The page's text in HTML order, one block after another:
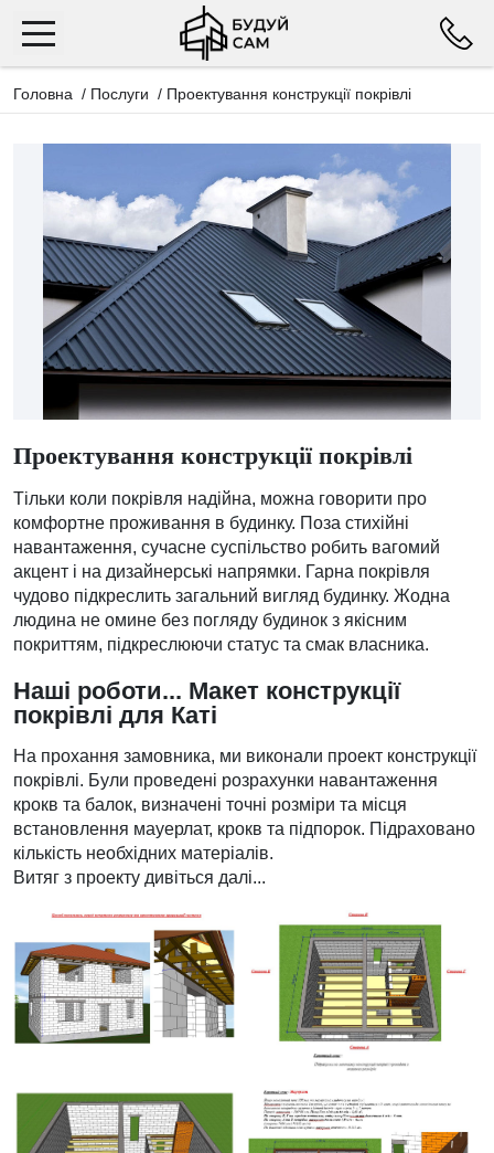
Головна / Послуги / Проектування конструкції покрівлі
Проектування конструкції покрівлі
Тільки коли покрівля надійна, можна говорити про
комфортне проживання в будинку. Поза стихійні
навантаження, сучасне суспільство робить вагомий
акцент і на дизайнерські напрямки. Гарна покрівля
чудово підкреслить загальний вигляд будинку. Жодна
людина не омине без погляду будинок з якісним
покриттям, підкреслюючи статус та смак власника.
Наші роботи... Макет конструкції
покрівлі для Каті
На прохання замовника, ми виконали проект конструкції
покрівлі. Були проведені розрахунки навантаження
крокв та балок, визначені точні розміри та місця
встановлення мауерлат, крокв та підпорок. Підраховано
кількість необхідних матеріалів.
Витяг з проекту дивіться далі...